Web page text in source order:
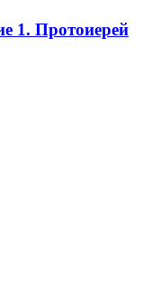
1. Протоиерей